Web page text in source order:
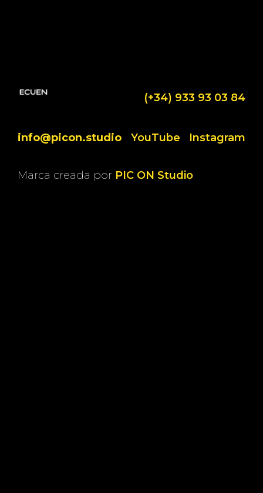
(+34) 933 93 03 84
info@picon.studio YouTube Instagram
Marca creada por PIC ON Studio